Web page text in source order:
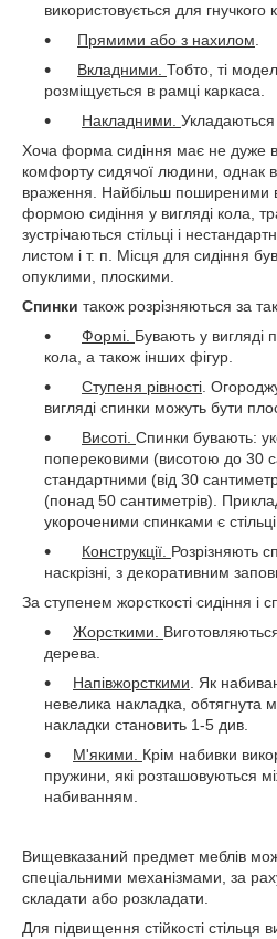
використовується для гнучкого
Прямими або з нахилом
Вкладними. Тобто, ті
розміщується в рамці каркаса.
Накладними. Укладаються
Хоча форма сидіння має не дуже
комфорту сидячої людини, однак
враження. Найбільш поширеними
формою сидіння у вигляді кола,
зустрічаються стільці і
листом і т. п. Місця для сидіння
опуклими, плоскими.
Спинки також розрізняються за
Формі. Бувають у вигляді
кола, а також інших фігур.
Ступеня рівності .
вигляді спинки можуть бути
Висоті. Спинки бувають:
поперековими (висотою до 30
стандартними (від 30
(понад 50 сантиметрів).
укороченими спинками є
Конструкції. Розрізняють
наскрізні, з декоративним
За ступенем жорсткості сидіння і
Жорсткими.
дерева.
Напівжорсткими . Як
невелика накладка, обтягнута
накладки становить 1-5 див.
М'якими. Крім набивки
пружини, які розташовуються
набиванням.
Вищевказаний предмет меблів
спеціальними механізмами, за
складати або розкладати.
Для підвищення стійкості стільця